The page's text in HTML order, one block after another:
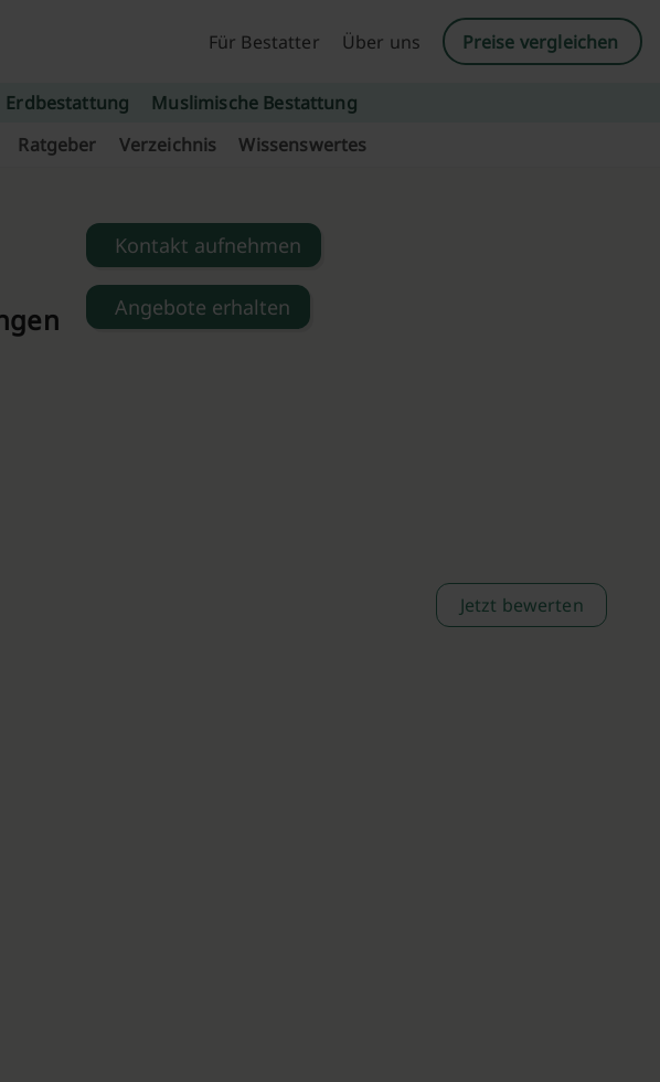
Für Bestatter
Über uns Preise vergleichen
Erdbestattung
Muslimische Bestattung
Ratgeber Verzeichnis Wissenswertes
Kontakt aufnehmen
Angebote erhalten
Jetzt bewerten